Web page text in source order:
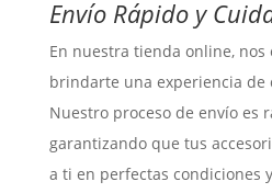
Envío Rápido y
En nuestra tienda online, nos
brindarte una experiencia de
Nuestro proceso de envío es
garantizando que tus
a ti en perfectas condiciones